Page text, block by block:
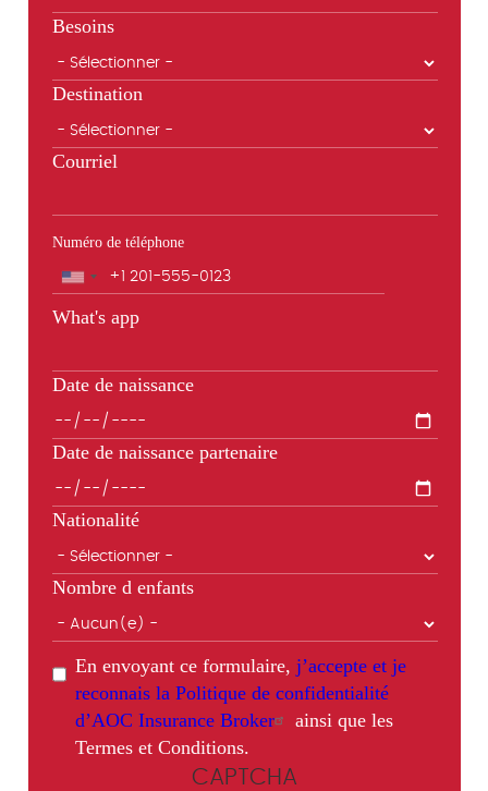
Besoins
Destination
Courriel
Numéro de téléphone
Téléphone
What's app
Date de naissance
Date de naissance partenaire
Nationalité
Nombre d enfants
En envoyant ce formulaire, j’accepte et je
reconnais la Politique de confidentialité
d’AOC Insurance Broker
ainsi que les
Termes et Conditions.
CAPTCHA